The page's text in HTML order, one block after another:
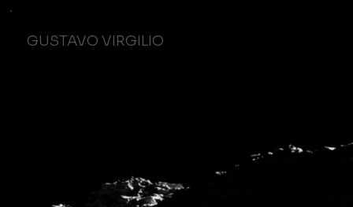
GUSTAVO VIRGILIO